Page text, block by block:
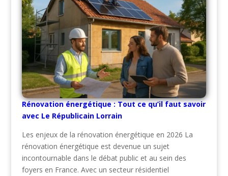
Rénovation énergétique : Tout ce qu’il faut savoir
avec Le Républicain Lorrain
Les enjeux de la rénovation énergétique en 2026 La
rénovation énergétique est devenue un sujet
incontournable dans le débat public et au sein des
foyers en France. Avec un secteur résidentiel